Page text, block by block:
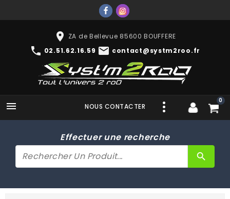
place ZA de Bellevue 85600 BOUFFERE
phone 02.51.62.16.59 mail contact@systm2roo.fr
 0
NOUS CONTACTER
Effectuer une recherche
search